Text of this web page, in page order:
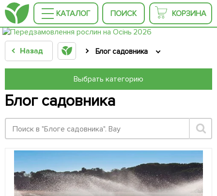
КАТАЛОГ ПОИСК КОРЗИНА
Назад Блог садовника
Выбрать категорию
Блог садовника